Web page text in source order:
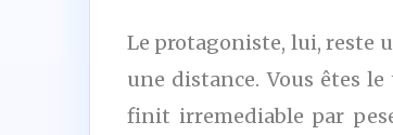
Le protagoniste, lui, reste
une distance. Vous êtes
finit irremediable par